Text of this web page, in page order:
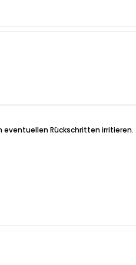
eventuellen Rückschritten irritieren.